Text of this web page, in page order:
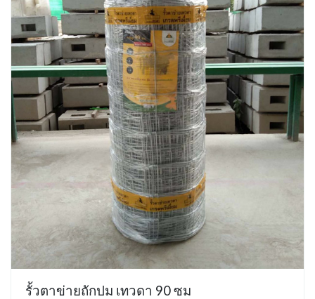
รั้วตาข่ายถักปม เทวดา 90 ซม